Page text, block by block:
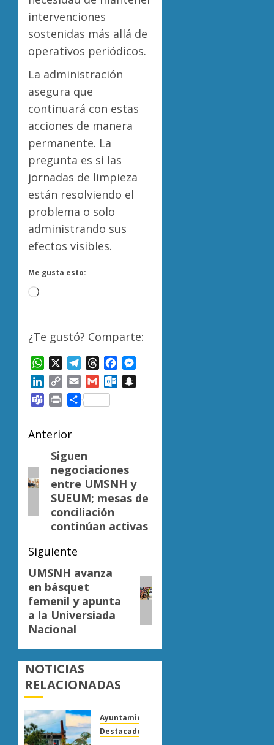
intervenciones
sostenidas más allá de
operativos periódicos.
La administración
asegura que
continuará con estas
acciones de manera
permanente. La
pregunta es si las
jornadas de limpieza
están resolviendo el
problema o solo
administrando sus
efectos visibles.
Me gusta esto:
Cargando...
¿Te gustó? Comparte:
WhatsAppTelegram
ThreadsFacebook
LinkedIn
Copy
Link
Email GmailOutlook.com
TeamsPrintCompartir
Navegación
de
entradas
Anterior
Entrada
anterior:
Siguen
negociaciones
entre UMSNH y
SUEUM; mesas de
conciliación
continúan activas
Siguiente
Siguiente
entrada:
UMSNH avanza
en básquet
femenil y apunta
a la Universiada
Nacional
NOTICIAS
RELACIONADAS
Ayuntamiento Morelia
Destacado